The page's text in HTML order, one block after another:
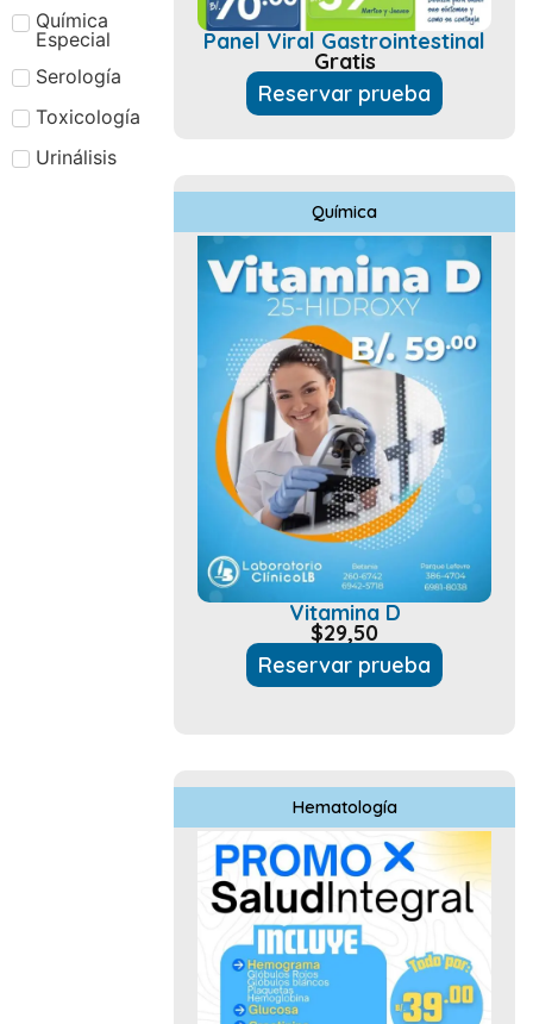
Química
Especial
Serología
Toxicología
Urinálisis
Panel Viral Gastrointestinal
Gratis
Reservar prueba
Química
Vitamina D
$29,50
Reservar prueba
Hematología